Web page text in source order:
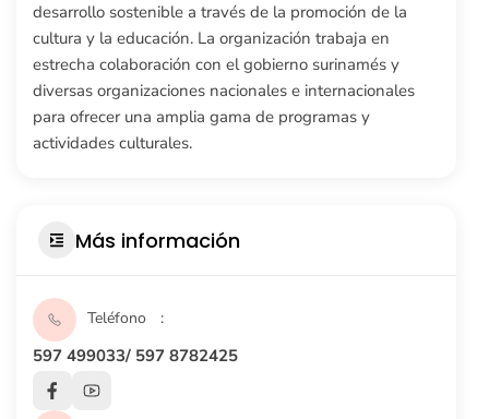
desarrollo sostenible a través de la promoción de la
cultura y la educación. La organización trabaja en
estrecha colaboración con el gobierno surinamés y
diversas organizaciones nacionales e internacionales
para ofrecer una amplia gama de programas y
actividades culturales.
Más información
Teléfono
597 499033/ 597 8782425